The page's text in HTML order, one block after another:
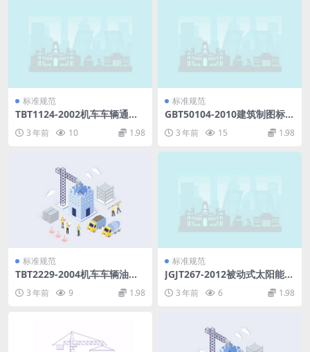
标准规范
TBT1124-2002机车车辆通用
3 年前 10 1.98
标准规范
GBT50104-2010建筑制图标准
3 年前 15 1.98
标准规范
TBT2229-2004机车车辆油压
减振器试验台技术条件.pdf
3 年前 9 1.98
标准规范
JGJT267-2012被动式太阳能建
3 年前 6 1.98